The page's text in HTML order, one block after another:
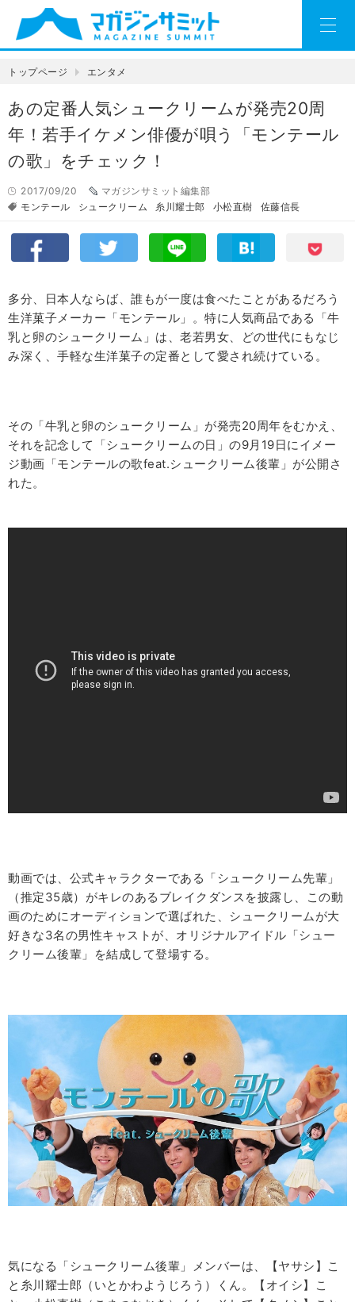
トップページ エンタメ
あの定番人気シュークリームが発売20周
年！若手イケメン俳優が唄う「モンテール
の歌」をチェック！
2017/09/20
マガジンサミット編集部
モンテール
シュークリーム 糸川耀士郎 小松直樹 佐藤信長
多分、日本人ならば、誰もが一度は食べたこと があるだろう
生洋菓子メーカー「モンテール」。特に人気商品である「牛
乳と卵のシュークリーム」は、老若男女、どの世代にもなじ
み深く、手軽な生洋菓子の定番として愛され続けている。
その「牛乳と卵のシュークリーム」が発売20周年をむかえ、
それを記念して「シュークリームの日」の9月19日にイメー
ジ動画「モンテールの歌feat.シュークリーム後輩」が公開さ
れた。
動画では、公式キャラクターである「シュークリーム先輩」
（推定35歳）がキレのあるブレイクダンスを披露し、この動
画のためにオーディションで選ばれた、シュークリームが大
好きな3名の男性キャストが、オリジナルアイドル「シュー
クリーム後輩」を結成して登場する。
気になる「シュークリーム後輩」メンバーは、【ヤサシ】こ
と糸川耀士郎（いとかわようじろう）くん。【オイシ】こ